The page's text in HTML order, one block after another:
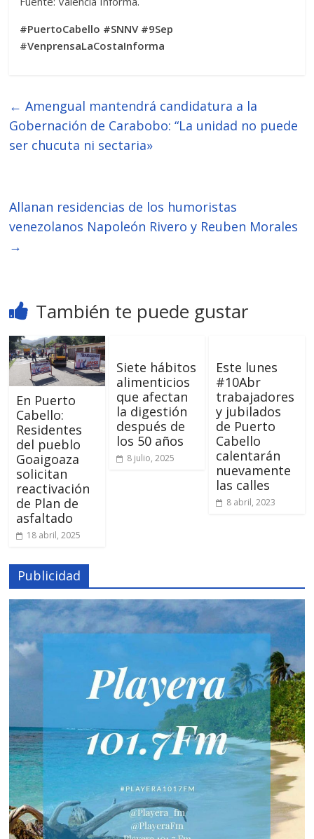
#PuertoCabello #SNNV #9Sep
#VenprensaLaCostaInforma
← Amengual mantendrá candidatura a la
Gobernación de Carabobo: “La unidad no puede
ser chucuta ni sectaria»
Allanan residencias de los humoristas
venezolanos Napoleón Rivero y Reuben Morales
→
También te puede gustar
En Puerto
Cabello:
Residentes
del pueblo
Goaigoaza
solicitan
reactivación
de Plan de
asfaltado
18 abril, 2025
Siete hábitos
alimenticios
que afectan
la digestión
después de
los 50 años
8 julio, 2025
Este lunes
#10Abr
trabajadores
y jubilados
de Puerto
Cabello
calentarán
nuevamente
las calles
8 abril, 2023
Publicidad